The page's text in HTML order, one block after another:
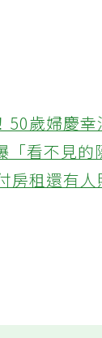
歲婦慶
看不見
租還有